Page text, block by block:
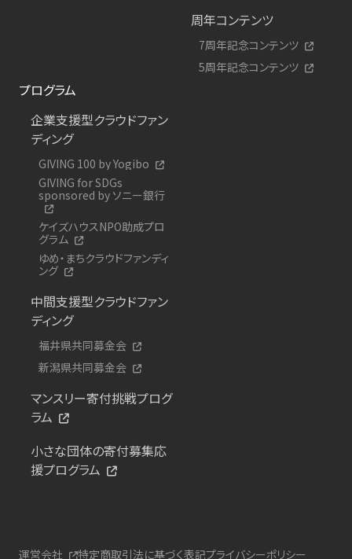
周年コンテンツ
7周年記念コンテンツ
5周年記念コンテンツ
プログラム
企業支援型クラウドファン
ディング
GIVING 100 by Yogibo
GIVING for SDGs
sponsored by ソニー銀行
ケイズハウスNPO助成プロ
グラム
ゆめ・まちクラウドファンディ
ング
中間支援型クラウドファン
ディング
福井県共同募金会
新潟県共同募金会
マンスリー寄付挑戦プログ
ラム
小さな団体の寄付募集応
援プログラム
運営会社 特定商取引法に基づく表記プライバシーポリシー